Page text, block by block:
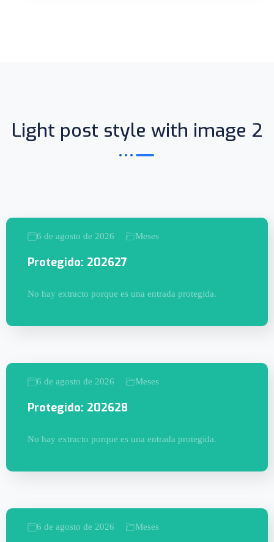
Light post style with image 2
6 de agosto de 2026 Meses
Protegido: 202627
No hay extracto porque es una entrada protegida.
6 de agosto de 2026 Meses
Protegido: 202628
No hay extracto porque es una entrada protegida.
6 de agosto de 2026 Meses